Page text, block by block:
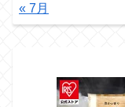
« 7月